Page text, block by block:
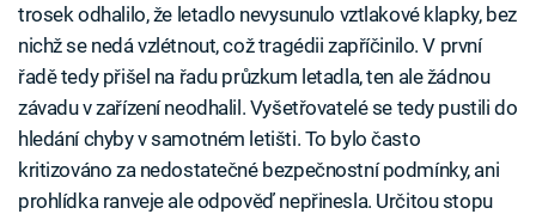
trosek odhalilo, že letadlo nevysunulo vztlakové klapky, bez
nichž se nedá vzlétnout, což tragédii zapříčinilo. V první
řadě tedy přišel na řadu průzkum letadla, ten ale žádnou
závadu v zařízení neodhalil. Vyšetřovatelé se tedy pustili do
hledání chyby v samotném letišti. To bylo často
kritizováno za nedostatečné bezpečnostní podmínky, ani
prohlídka ranveje ale odpověď nepřinesla. Určitou stopu